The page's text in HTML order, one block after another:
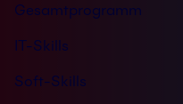
Gesamtprogramm
IT-Skills
Soft-Skills